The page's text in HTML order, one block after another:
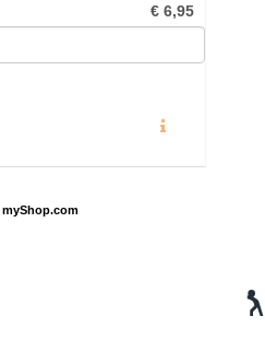
€ 6,95
myShop.com